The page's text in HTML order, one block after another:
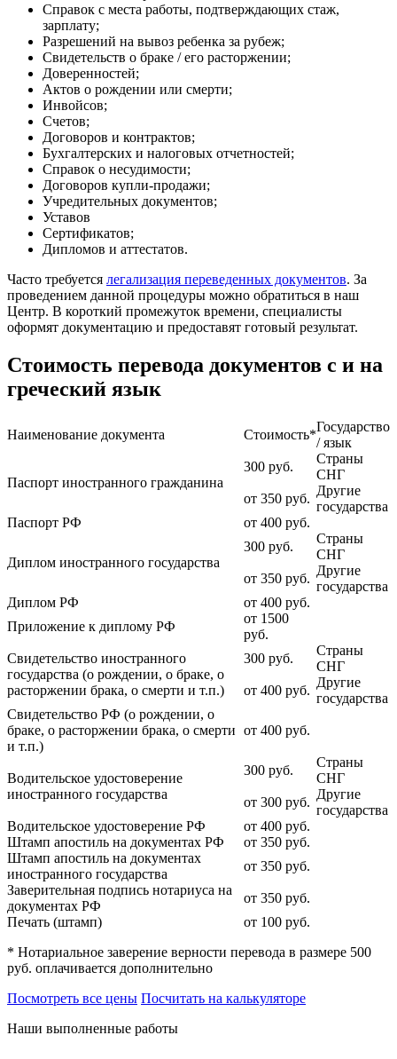
Справок с места работы, подтверждающих стаж,
зарплату;
Разрешений на вывоз ребенка за рубеж;
Свидетельств о браке / его расторжении;
Доверенностей;
Актов о рождении или смерти;
Инвойсов;
Счетов;
Договоров и контрактов;
Бухгалтерских и налоговых отчетностей;
Справок о несудимости;
Договоров купли-продажи;
Учредительных документов;
Уставов
Сертификатов;
Дипломов и аттестатов.
Часто требуется легализация переведенных документов. За
проведением данной процедуры можно обратиться в наш
Центр. В короткий промежуток времени, специалисты
оформят документацию и предоставят готовый результат.
Стоимость перевода документов с и на
греческий язык
Наименование документа Стоимость*
Государство
/ язык
Паспорт иностранного гражданина
300 руб.
Страны
СНГ
от 350 руб.
Другие
государства
Паспорт РФ
от 400 руб.
Диплом иностранного государства
300 руб.
Страны
СНГ
от 350 руб.
Другие
государства
Диплом РФ
от 400 руб.
Приложение к диплому РФ
от 1500
руб.
Свидетельство иностранного
государства (о рождении, о браке, о
расторжении брака, о смерти и т.п.)
300 руб.
Страны
СНГ
от 400 руб.
Другие
государства
Свидетельство РФ (о рождении, о
браке, о расторжении брака, о смерти
и т.п.)
от 400 руб.
Водительское удостоверение
иностранного государства
300 руб.
Страны
СНГ
от 300 руб.
Другие
государства
Водительское удостоверение РФ
от 400 руб.
Штамп апостиль на документах РФ
от 350 руб.
Штамп апостиль на документах
иностранного государства
от 350 руб.
Заверительная подпись нотариуса на
документах РФ
от 350 руб.
Печать (штамп)
от 100 руб.
* Нотариальное заверение верности перевода в размере 500
руб. оплачивается дополнительно
Посмотреть все цены Посчитать на калькуляторе
Наши выполненные работы